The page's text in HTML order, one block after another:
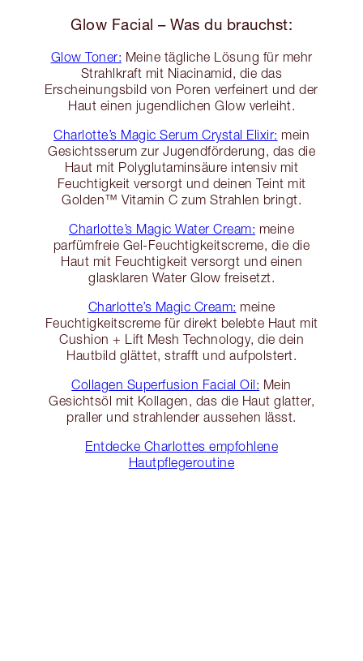
Glow Facial – Was du brauchst:
Glow Toner: Meine tägliche Lösung für mehr
Strahlkraft mit Niacinamid, die das
Erscheinungsbild von Poren verfeinert und der
Haut einen jugendlichen Glow verleiht.
Charlotte’s Magic Serum Crystal Elixir: mein
Gesichtsserum zur Jugendförderung, das die
Haut mit Polyglutaminsäure intensiv mit
Feuchtigkeit versorgt und deinen Teint mit
Golden™ Vitamin C zum Strahlen bringt.
Charlotte’s Magic Water Cream: meine
parfümfreie Gel-Feuchtigkeitscreme, die die
Haut mit Feuchtigkeit versorgt und einen
glasklaren Water Glow freisetzt.
Charlotte’s Magic Cream: meine
Feuchtigkeitscreme für direkt belebte Haut mit
Cushion + Lift Mesh Technology, die dein
Hautbild glättet, strafft und aufpolstert.
Collagen Superfusion Facial Oil: Mein
Gesichtsöl mit Kollagen, das die Haut glatter,
praller und strahlender aussehen lässt.
Entdecke Charlottes empfohlene
Hautpflegeroutine